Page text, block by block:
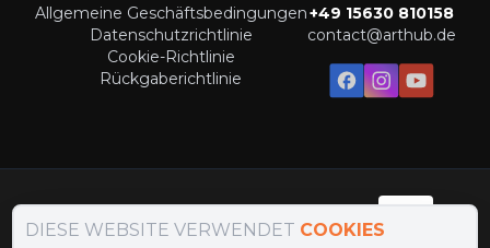
Allgemeine Geschäftsbedingungen
Datenschutzrichtlinie
Cookie-Richtlinie
Rückgaberichtlinie
+49 15630 810158
contact@arthub.de
Zahlungsmethoden:
DIESE WEBSITE VERWENDET COOKIES